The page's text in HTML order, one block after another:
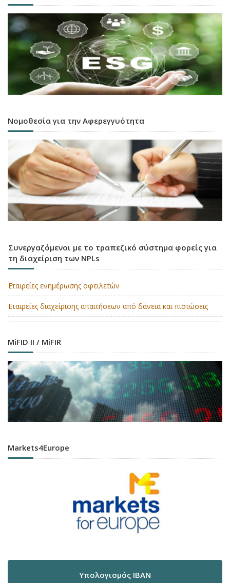
Νομοθεσία για την Αφερεγγυότητα
Συνεργαζόμενοι με το τραπεζικό σύστημα φορείς για
τη διαχείριση των NPLs
Εταιρείες ενημέρωσης οφειλετών
Εταιρείες διαχείρισης απαιτήσεων από δάνεια και πιστώσεις
MiFID II / MiFIR
Markets4Europe
Υπολογισμός IBAN